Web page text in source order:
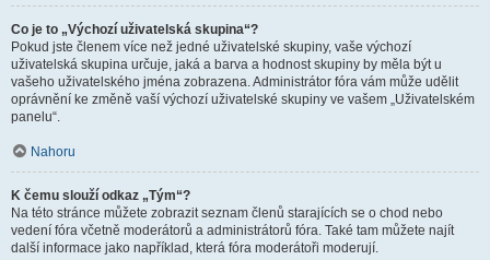
Co je to „Výchozí uživatelská skupina“?
Pokud jste členem více než jedné uživatelské skupiny, vaše výchozí
uživatelská skupina určuje, jaká a barva a hodnost skupiny by měla být u
vašeho uživatelského jména zobrazena. Administrátor fóra vám může udělit
oprávnění ke změně vaší výchozí uživatelské skupiny ve vašem „Uživatelském
panelu“.
Nahoru
K čemu slouží odkaz „Tým“?
Na této stránce můžete zobrazit seznam členů starajících se o chod nebo
vedení fóra včetně moderátorů a administrátorů fóra. Také tam můžete najít
další informace jako například, která fóra moderátoři moderují.